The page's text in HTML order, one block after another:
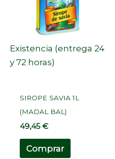
Existencia (entrega 24
y 72 horas)
SIROPE SAVIA 1L
(MADAL BAL)
49,45€
Comprar